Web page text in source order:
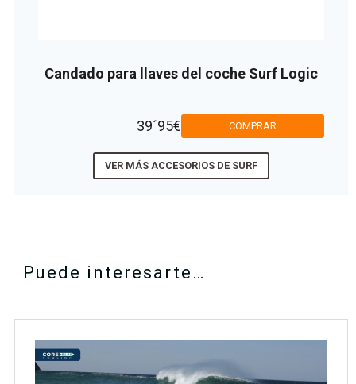
Candado para llaves del coche Surf Logic
39´95€ COMPRAR
VER MÁS ACCESORIOS DE SURF
Puede interesarte…